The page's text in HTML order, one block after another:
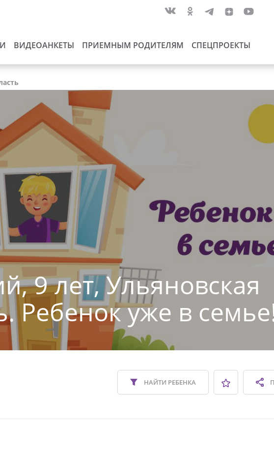
ВИДЕОАНКЕТЫ ПРИЕМНЫМ РОДИТЕЛЯМ СПЕЦПРОЕКТЫ
9 лет, Ульяновская
Ребенок уже в
НАЙТИ РЕБЕНКА